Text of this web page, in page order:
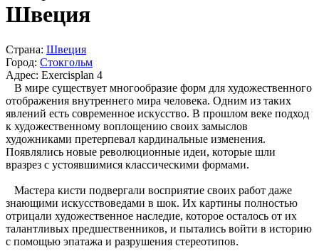
Швеция
Страна: Швеция
Город: Стокгольм
Адрес: Exercisplan 4
В мире существует многообразие форм для художественного
отображения внутреннего мира человека. Одним из таких
явлений есть современное искусство. В прошлом веке подход
к художественному воплощению своих замыслов
художниками претерпевал кардинальные изменения.
Появлялись новые революционные идеи, которые шли
вразрез с устоявшимися классическими формами.
Мастера кисти подвергали восприятие своих работ даже
знающими искусствоведами в шок. Их картины полностью
отрицали художественное наследие, которое осталось от их
талантливых предшественников, и пытались войти в историю
с помощью эпатажа и разрушения стереотипов.